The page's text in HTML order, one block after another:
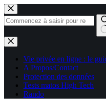
Aucun
résultat
Vie privée en ligne : le
A Propos/Contact
Protection des données
Tests matos High Tech
Rando